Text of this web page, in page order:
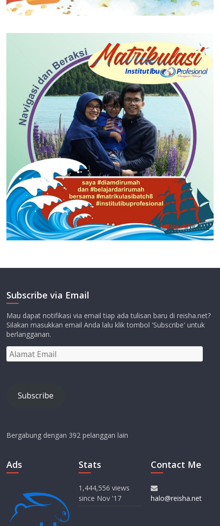
Subscribe via Email
Mau dapat notifikasi via email tiap ada tulisan baru di reisha.net?
Silakan masukkan email Anda lalu klik tombol 'Subscribe' untuk
berlangganan.
Alamat
Email
Subscribe
Bergabung dengan 392 pelanggan lain
Ads Stats
1,444,556 views
since Nov '17
Contact Me